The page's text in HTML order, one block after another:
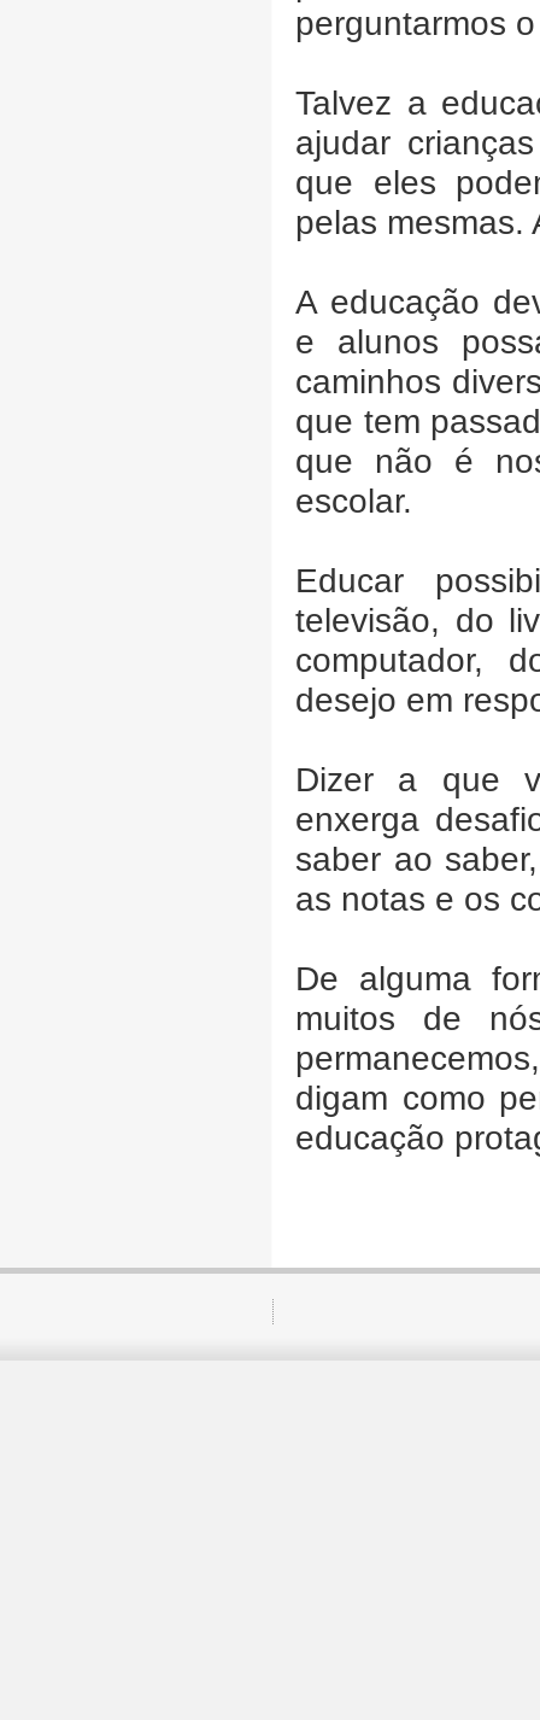
perguntarmos
Talvez a
ajudar
que eles
pelas mesmas.
A educação
e alunos
caminhos
que tem
que não é
escolar.
Educar
televisão, do
computador,
desejo em
Dizer a que
enxerga
saber ao
as notas e os
De alguma
muitos de
digam como
educação